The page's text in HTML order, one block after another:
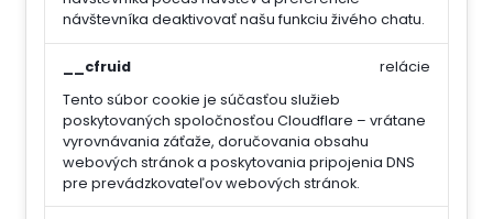
návštevníka deaktivovať našu funkciu živého chatu.
__cfruid
Tento súbor cookie je súčasťou služieb
poskytovaných spoločnosťou Cloudflare – vrátane
vyrovnávania záťaže, doručovania obsahu
webových stránok a poskytovania pripojenia DNS
pre prevádzkovateľov webových stránok.
relácie